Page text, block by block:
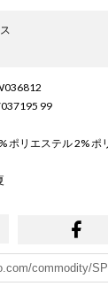
99
ポリエステル 2%